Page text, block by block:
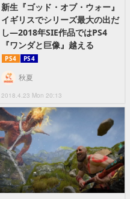
新生『ゴッド・オブ・ウォー』
イギリスでシリーズ最大の出だ
し―2018年SIE作品ではPS4
『ワンダと巨像』越える
PS4 PS4
2018.4.23 Mon 20:13
秋夏